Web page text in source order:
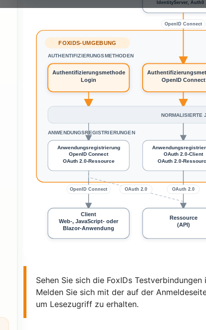
Sehen Sie sich die FoxIDs
Melden Sie sich mit der auf der
um Lesezugriff zu erhalten.